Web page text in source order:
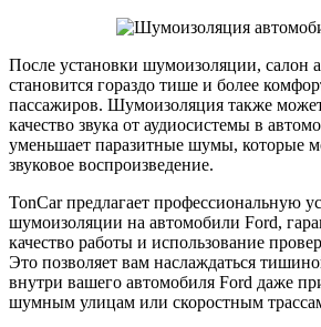
После установки шумоизоляции, салон
становится гораздо тише и более
пассажиров. Шумоизоляция также
качество звука от аудиосистемы в
уменьшает паразитные шумы, которые
звуковое воспроизведение.
TonCar предлагает профессиональную
шумоизоляции на автомобили Ford,
качество работы и использование
Это позволяет вам наслаждаться
внутри вашего автомобиля Ford даже
шумным улицам или скоростным